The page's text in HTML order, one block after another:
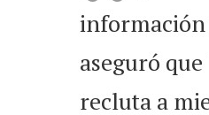
información
aseguró que
recluta a